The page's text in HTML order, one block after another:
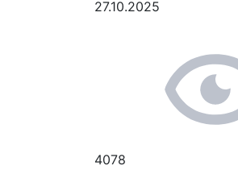
27.10.2025
4078